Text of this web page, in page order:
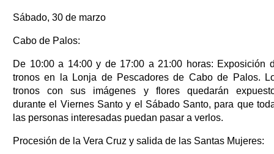
Sábado, 30 de marzo
Cabo de Palos:
De 10:00 a 14:00 y de 17:00 a 21:00 horas: Exposición
tronos en la Lonja de Pescadores de Cabo de Palos.
tronos con sus imágenes y flores quedarán
durante el Viernes Santo y el Sábado Santo, para que
las personas interesadas puedan pasar a verlos.
Procesión de la Vera Cruz y salida de las Santas Mujeres: